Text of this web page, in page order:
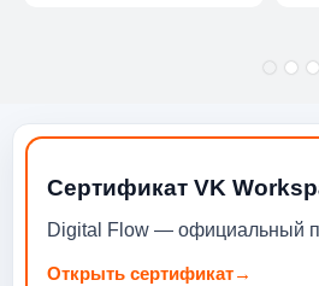
Сертификат VK
Digital Flow — официальный
Открыть сертификат→